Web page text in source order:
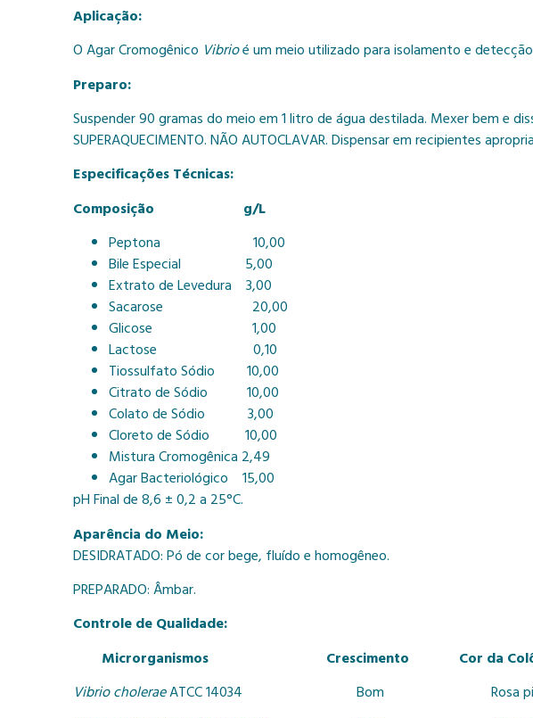
Aplicação:
O Agar Cromogênico Vibrioé um meio utilizado para isolamento e
Preparo:
Suspender 90 gramas do meio em 1 litro de água destilada. Mexer bem e
SUPERAQUECIMENTO. NÃO AUTOCLAVAR. Dispensar em recipientes
Especificações Técnicas:
Composição g/L
Peptona 10,00
Bile Especial 5,00
Extrato de Levedura 3,00
Sacarose 20,00
Glicose 1,00
Lactose 0,10
Tiossulfato Sódio 10,00
Citrato de Sódio 10,00
Colato de Sódio 3,00
Cloreto de Sódio 10,00
Mistura Cromogênica 2,49
Agar Bacteriológico 15,00
pH Final de 8,6 ± 0,2 a 25°C.
Aparência do Meio:
DESIDRATADO: Pó de cor bege, fluído e homogêneo.
PREPARADO: Âmbar.
Controle de Qualidade:
Microrganismos Crescimento Cor da
Vibrio choleraeATCC 14034 Bom Rosa